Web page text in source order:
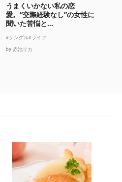
うまくいかない私の恋
愛。“交際経験なし”の女性に
聞いた苦悩と...
#シングル#ライフ
by 赤池リカ